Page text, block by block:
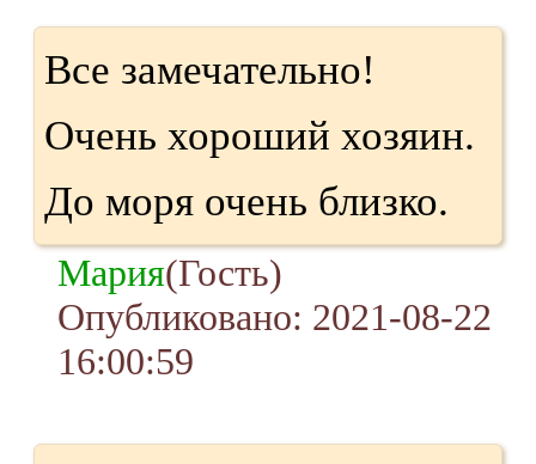
Все замечательно!
Очень хороший хозяин.
До моря очень близко.
Мария(Гость)
Опубликовано: 2021-08-22
16:00:59